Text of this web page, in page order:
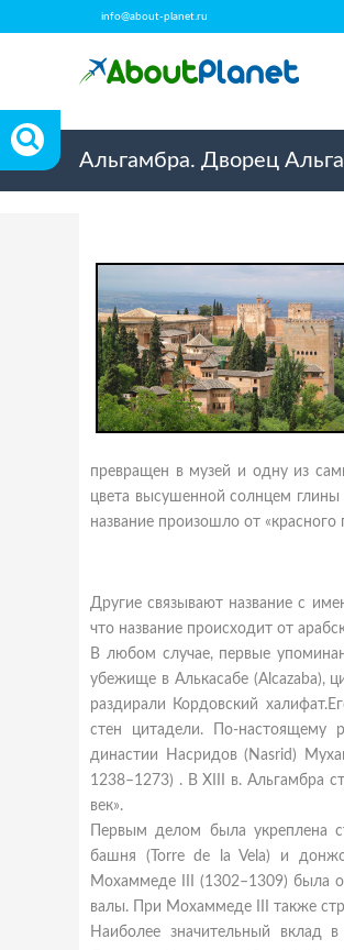
info@about-planet.ru
Альгамбра. Дворец
превращен в музей и одну из
цвета высушенной солнцем
название произошло от
Другие связывают название с
что название происходит от
В любом случае, первые
убежище в Алькасабе (Alcazaba),
раздирали Кордовский
стен цитадели. По-настоящему
династии Насридов (Nasrid)
1238–1273) . В XIII в. Альгамбра
век».
Первым делом была укреплена
башня (Torre de la Vela) и
Мохаммеде III (1302–1309) была
валы. При Мохаммеде III также
Наиболее значительный вклад